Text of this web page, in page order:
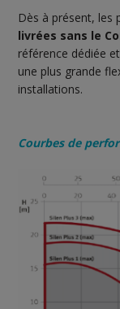
Dès à présent, les
livrées sans le
référence dédiée
une plus grande
installations.
Courbes de